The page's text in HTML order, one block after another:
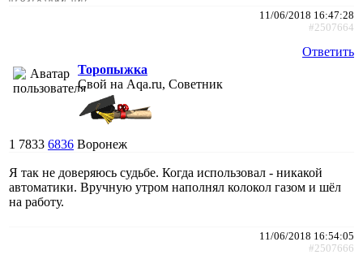
11/06/2018 16:47:28
#2507664
Ответить
Торопыжка
Свой на Aqa.ru, Советник
1 7833 6836 Воронеж
Я так не доверяюсь судьбе. Когда использовал - никакой
автоматики. Вручную утром наполнял колокол газом и шёл
на работу.
11/06/2018 16:54:05
#2507666